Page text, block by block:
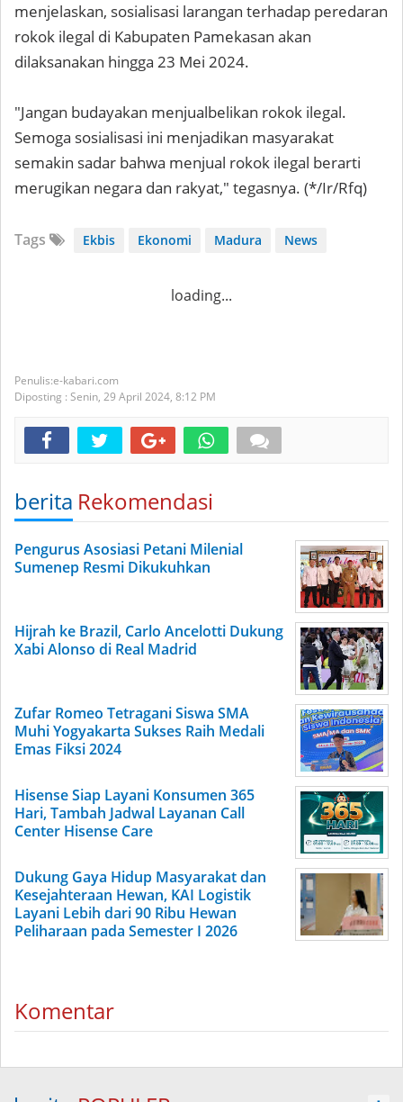
menjelaskan, sosialisasi larangan terhadap peredaran
rokok ilegal di Kabupaten Pamekasan akan
dilaksanakan hingga 23 Mei 2024.
"Jangan budayakan menjualbelikan rokok ilegal.
Semoga sosialisasi ini menjadikan masyarakat
semakin sadar bahwa menjual rokok ilegal berarti
merugikan negara dan rakyat," tegasnya. (*/Ir/Rfq)
Tags Ekbis Ekonomi Madura News
loading...
e-kabari.com
Diposting : Senin, 29 April 2024, 8:12 PM
berita Rekomendasi
Pengurus Asosiasi Petani Milenial
Sumenep Resmi Dikukuhkan
Hijrah ke Brazil, Carlo Ancelotti Dukung
Xabi Alonso di Real Madrid
Zufar Romeo Tetragani Siswa SMA
Muhi Yogyakarta Sukses Raih Medali
Emas Fiksi 2024
Hisense Siap Layani Konsumen 365
Hari, Tambah Jadwal Layanan Call
Center Hisense Care
Dukung Gaya Hidup Masyarakat dan
Kesejahteraan Hewan, KAI Logistik
Layani Lebih dari 90 Ribu Hewan
Peliharaan pada Semester I 2026
Komentar